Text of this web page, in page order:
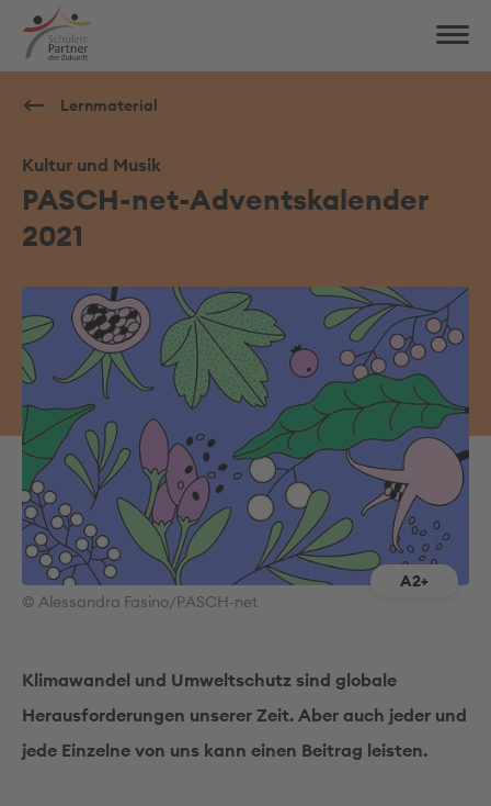
Lernmaterial
Kultur und Musik
PASCH-net-Adventskalender
2021
A2+
© Alessandra Fasino/PASCH-net
Klimawandel und Umweltschutz sind globale
Herausforderungen unserer Zeit. Aber auch jeder und
jede Einzelne von uns kann einen Beitrag leisten.